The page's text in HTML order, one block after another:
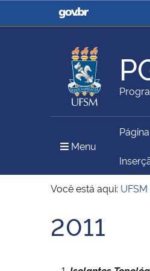
Casa Civil
Ministério da Agricultura,
Pecuária e Abastecimento
Ministério do Meio
Menu
Você está aqui: UFSM
Início do conteúdo
2011